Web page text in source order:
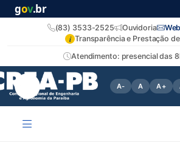
gov.br
Atendimento: presencial das
(83) 3533-2525 Ouvidoria
i Transparência e Prestação
A- A A+